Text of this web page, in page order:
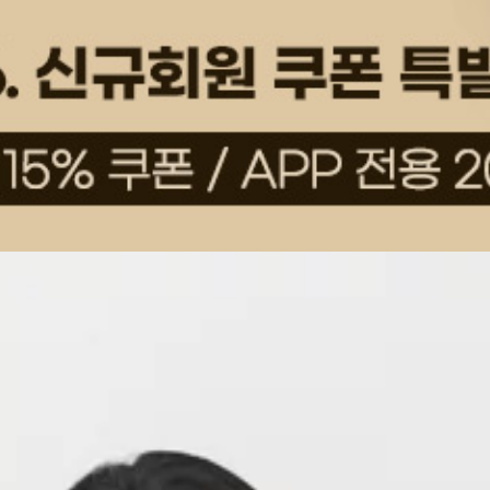
상품평(31)